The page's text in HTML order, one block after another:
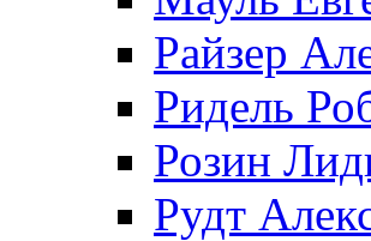
Райзер
Ридель
Розин
Рудт